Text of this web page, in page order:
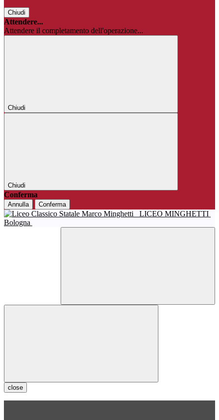
Chiudi
Attendere...
Attendere il completamento dell'operazione...
Chiudi
Chiudi
Conferma
Annulla Conferma
LICEO MINGHETTI
Bologna
close